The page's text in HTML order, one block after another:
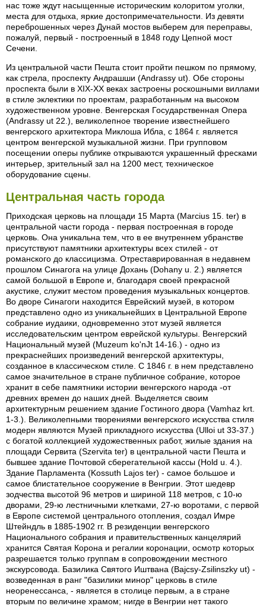
нас тоже ждут насыщенные историческим колоритом уголки,
места для отдыха, яркие достопримечательности. Из девяти
переброшенных через Дунай мостов выберем для переправы,
пожалуй, первый - построенный в 1848 году Цепной мост
Сечени.
Из центральной части Пешта стоит пройти пешком по прямому,
как стрела, проспекту Андрашши (Andrassy ut). Обе стороны
проспекта были в XIX-XX веках застроены роскошными виллами
в стиле эклектики по проектам, разработанным на высоком
художественном уровне. Венгерская Государственная Опера
(Andrassy ut 22.), великолепное творение известнейшего
венгерского архитектора Миклоша Ибла, с 1864 г. является
центром венгерской музыкальной жизни. При групповом
посещении оперы публике открываются украшенный фресками
интерьер, зрительный зал на 1200 мест, техническое
оборудование сцены.
Центральная часть города
Приходская церковь на площади 15 Марта (Marcius 15. ter) в
центральной части города - первая построенная в городе
церковь. Она уникальна тем, что в ее внутреннем убранстве
присутствуют памятники архитектуры всех стилей - от
романского до классицизма. Отреставрированная в недавнем
прошлом Синагога на улице Дохань (Dohany u. 2.) является
самой большой в Европе и, благодаря своей прекрасной
акустике, служит местом проведения музыкальных концертов.
Во дворе Синагоги находится Еврейский музей, в котором
представлено одно из уникальнейших в Центральной Европе
собрание иудаики, одновременно этот музей является
исследовательским центром еврейской культуры. Венгерский
Национальный музей (Muzeum ko'nJt 14-16.) - одно из
прекраснейших произведений венгерской архитектуры,
созданное в классическом стиле. С 1846 г. в нем представлено
самое значительное в стране публичное собрание, которое
хранит в себе памятники истории венгерского народа -от
древних времен до наших дней. Выделяется своим
архитектурным решением здание Гостиного двора (Vamhaz krt.
1-3.). Великолепными творениями венгерского искусства стиля
модерн являются Музей прикладного искусства (Ulloi ut 33-37.)
с богатой коллекцией художественных работ, жилые здания на
площади Сервита (Szervita ter) в центральной части Пешта и
бывшее здание Почтовой сберегательной кассы (Hold u. 4.).
Здание Парламента (Kossuth Lajos ter) - самое большое и
самое блистательное сооружение в Венгрии. Этот шедевр
зодчества высотой 96 метров и шириной 118 метров, с 10-ю
дворами, 29-ю лестничными клетками, 27-ю воротами, с первой
в Европе системой центрального отопления, создал Имре
Штейндль в 1885-1902 гг. В резиденции венгерского
Национального собрания и правительственных канцелярий
хранится Святая Корона и регалии коронации, осмотр которых
разрешается только группам в сопровождении местного
экскурсовода. Базилика Святого Иштвана (Bajcsy-Zsilinszky ut) -
возведенная в ранг "базилики минор" церковь в стиле
неоренессанса, - является в столице первым, а в стране
вторым по величине храмом; нигде в Венгрии нет такого